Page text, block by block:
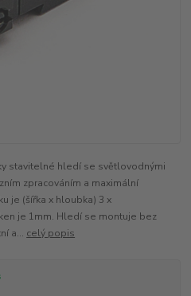
stavitelné hledí se světlovodnými
zpracováním a maximální
je (šířka x hloubka) 3 x
je 1mm. Hledí se montuje bez
a... celý popis